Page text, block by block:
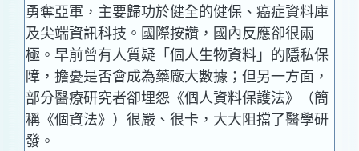
勇奪亞軍，主要歸功於健全的健保、癌症資料庫
及尖端資訊科技。國際按讚，國內反應卻很兩
極。早前曾有人質疑「個人生物資料」的隱私保
障，擔憂是否會成為藥廠大數據；但另一方面，
部分醫療研究者卻埋怨《個人資料保護法》（簡
稱《個資法》）很嚴、很卡，大大阻擋了醫學研
發。